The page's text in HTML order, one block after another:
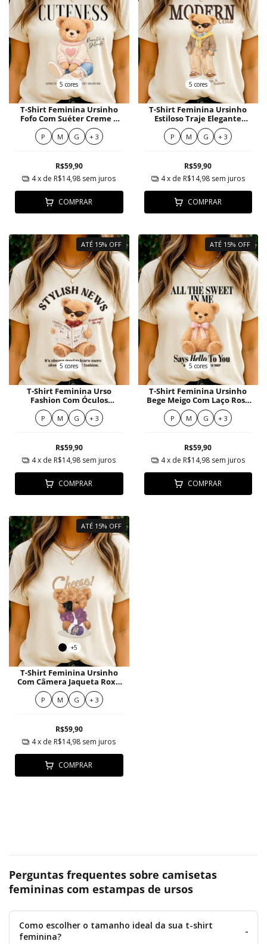
5 cores
T-Shirt Feminina Ursinho
Fofo Com Suéter Creme E
Jeans Claro
P M G + 3
R$59,90
4x de R$14,98 sem juros
COMPRAR
5 cores
T-Shirt Feminina Ursinho
Estiloso Traje Elegante
Blazer Xadrez e Pérolas
P M G + 3
R$59,90
4x de R$14,98 sem juros
COMPRAR
ATÉ 15% OFF
5 cores
T-Shirt Feminina Urso
Fashion Com Óculos
Escuros E Jornal De Moda
P M G + 3
R$59,90
4x de R$14,98 sem juros
COMPRAR
ATÉ 15% OFF
5 cores
T-Shirt Feminina Ursinho
Bege Meigo Com Laço Rosa
Infantil
P M G + 3
R$59,90
4x de R$14,98 sem juros
COMPRAR
ATÉ 15% OFF
+5
T-Shirt Feminina Ursinho
Com Câmera Jaqueta Roxa
E Tênis Cheese
P M G + 3
R$59,90
4x de R$14,98 sem juros
COMPRAR
Perguntas frequentes sobre camisetas
femininas com estampas de ursos
Como escolher o tamanho ideal da sua t-shirt
feminina?